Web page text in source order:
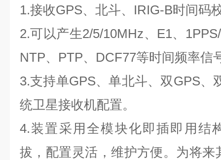
1.接收GPS、北斗、 IRIG-B时间码
2.可以产生2/5/10MHz、 E1、
NTP、 PTP、 DCF77等时间频率信
3.支持单GPS、单北斗、双GPS、
统卫星接收机配置。
4.装置采用全模块化即插即用结
拔，配置灵活，维护方便。为将来